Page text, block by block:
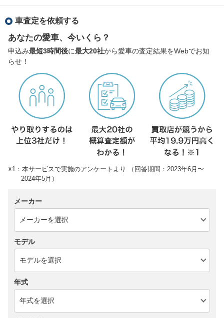
車査定を依頼する
あなたの愛車、今いくら？
申込み最短3時間後に最大20社から愛車の査定結果をWebでお知
らせ！
※1：本サービスで実施のアンケートより （回答期間：2023年6月〜
2024年5月）
メーカー
モデル
年式